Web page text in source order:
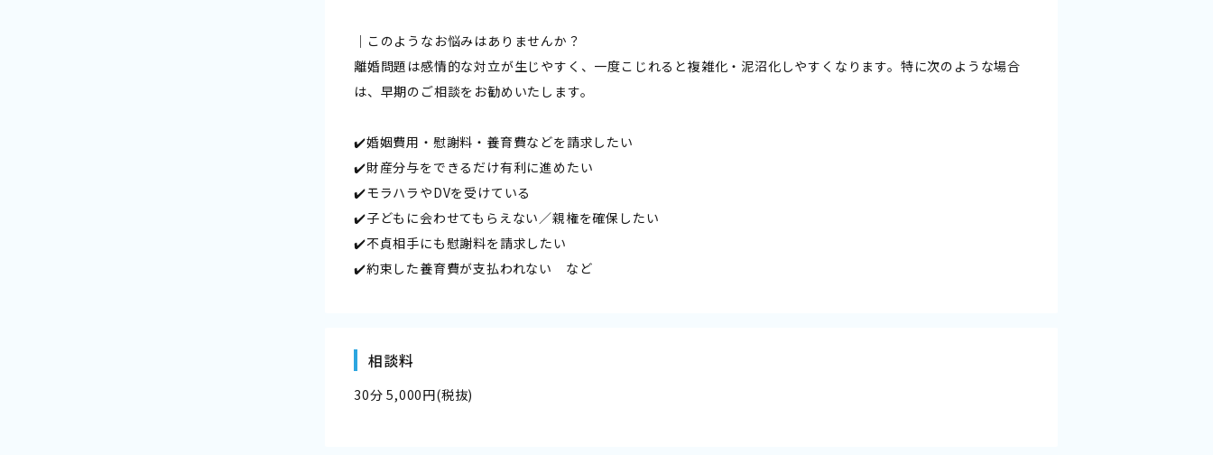
｜このようなお悩みはありませんか？
離婚問題は感情的な対立が生じやすく、一度こじれると複雑化・泥沼化しやすくなります。特に次のような場合
は、早期のご相談をお勧めいたします。
✔️婚姻費用・慰謝料・養育費などを請求したい
✔️財産分与をできるだけ有利に進めたい
✔️モラハラやDVを受けている
✔️子どもに会わせてもらえない／親権を確保したい
✔️不貞相手にも慰謝料を請求したい
✔️約束した養育費が支払われない など
相談料
30分 5,000円(税抜)